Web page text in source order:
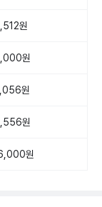
원
원
원
원
원